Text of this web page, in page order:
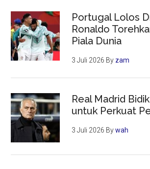
Portugal Lolos
Ronaldo
Piala Dunia
3 Juli 2026 By zam
Real Madrid
untuk Perkuat
3 Juli 2026 Bywah